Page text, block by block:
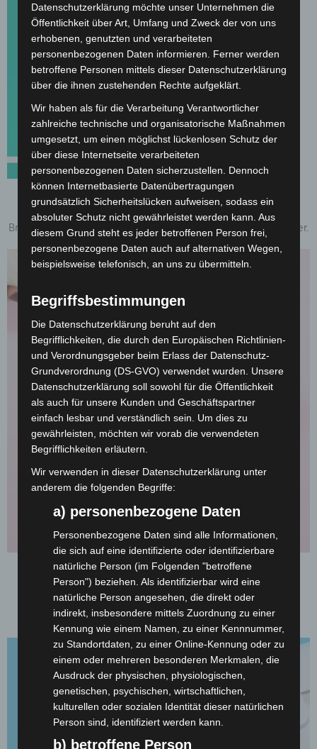
Briefbogen
Briefpapier bedruckt mit echten Sonderfarben auf Premium Papier.
Visitenkarten
Geben Sie Ihrem Auftritt eine besondere Note.
Mit Visitenkarten bedruckt mit Sonderfarben.
Datenschutzerklärung möchte unser Unternehmen die
Öffentlichkeit über Art, Umfang und Zweck der von uns
erhobenen, genutzten und verarbeiteten
personenbezogenen Daten informieren. Ferner werden
betroffene Personen mittels dieser Datenschutzerklärung
über die ihnen zustehenden Rechte aufgeklärt.
Wir haben als für die Verarbeitung Verantwortlicher
zahlreiche technische und organisatorische Maßnahmen
umgesetzt, um einen möglichst lückenlosen Schutz der
über diese Internetseite verarbeiteten
personenbezogenen Daten sicherzustellen. Dennoch
können Internetbasierte Datenübertragungen
grundsätzlich Sicherheitslücken aufweisen, sodass ein
absoluter Schutz nicht gewährleistet werden kann. Aus
diesem Grund steht es jeder betroffenen Person frei,
personenbezogene Daten auch auf alternativen Wegen,
beispielsweise telefonisch, an uns zu übermitteln.
Begriffsbestimmungen
Die Datenschutzerklärung beruht auf den
Begrifflichkeiten, die durch den Europäischen Richtlinien-
und Verordnungsgeber beim Erlass der Datenschutz-
Grundverordnung (DS-GVO) verwendet wurden. Unsere
Datenschutzerklärung soll sowohl für die Öffentlichkeit
als auch für unsere Kunden und Geschäftspartner
einfach lesbar und verständlich sein. Um dies zu
gewährleisten, möchten wir vorab die verwendeten
Begrifflichkeiten erläutern.
Wir verwenden in dieser Datenschutzerklärung unter
anderem die folgenden Begriffe:
a) personenbezogene Daten
Personenbezogene Daten sind alle Informationen,
die sich auf eine identifizierte oder identifizierbare
natürliche Person (im Folgenden "betroffene
Person") beziehen. Als identifizierbar wird eine
natürliche Person angesehen, die direkt oder
indirekt, insbesondere mittels Zuordnung zu einer
Kennung wie einem Namen, zu einer Kennnummer,
zu Standortdaten, zu einer Online-Kennung oder zu
einem oder mehreren besonderen Merkmalen, die
Ausdruck der physischen, physiologischen,
genetischen, psychischen, wirtschaftlichen,
kulturellen oder sozialen Identität dieser natürlichen
Person sind, identifiziert werden kann.
b) betroffene Person